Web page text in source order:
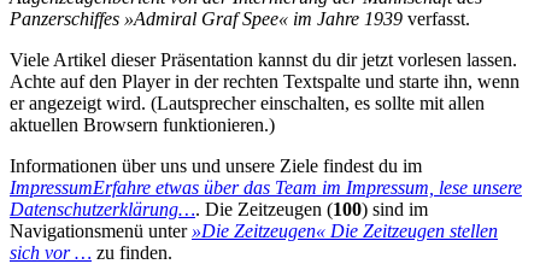
Panzerschiffes »Admiral Graf Spee« im Jahre 1939 verfasst.
Viele Artikel dieser Präsentation kannst du dir jetzt vorlesen lassen.
Achte auf den Player in der rechten Textspalte und starte ihn, wenn
er angezeigt wird. (Lautsprecher einschalten, es sollte mit allen
aktuellen Browsern funktionieren.)
Informationen über uns und unsere Ziele findest du im
ImpressumErfahre etwas über das Team im Impressum, lese unsere
Datenschutzerklärung…. Die Zeitzeugen (100) sind im
Navigationsmenü unter »Die Zeitzeugen« Die Zeitzeugen stellen
sich vor … zu finden.